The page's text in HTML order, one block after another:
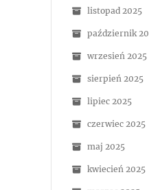
listopad 2025
październik
wrzesień 2025
sierpień 2025
lipiec 2025
czerwiec 2025
maj 2025
kwiecień 2025